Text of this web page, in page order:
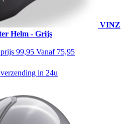
VINZ
Helm - Grijs
99,95 Vanaf 75,95
in 24u